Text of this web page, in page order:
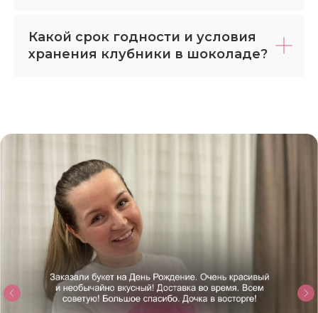
Какой срок годности и условия
хранения клубники в шоколаде?